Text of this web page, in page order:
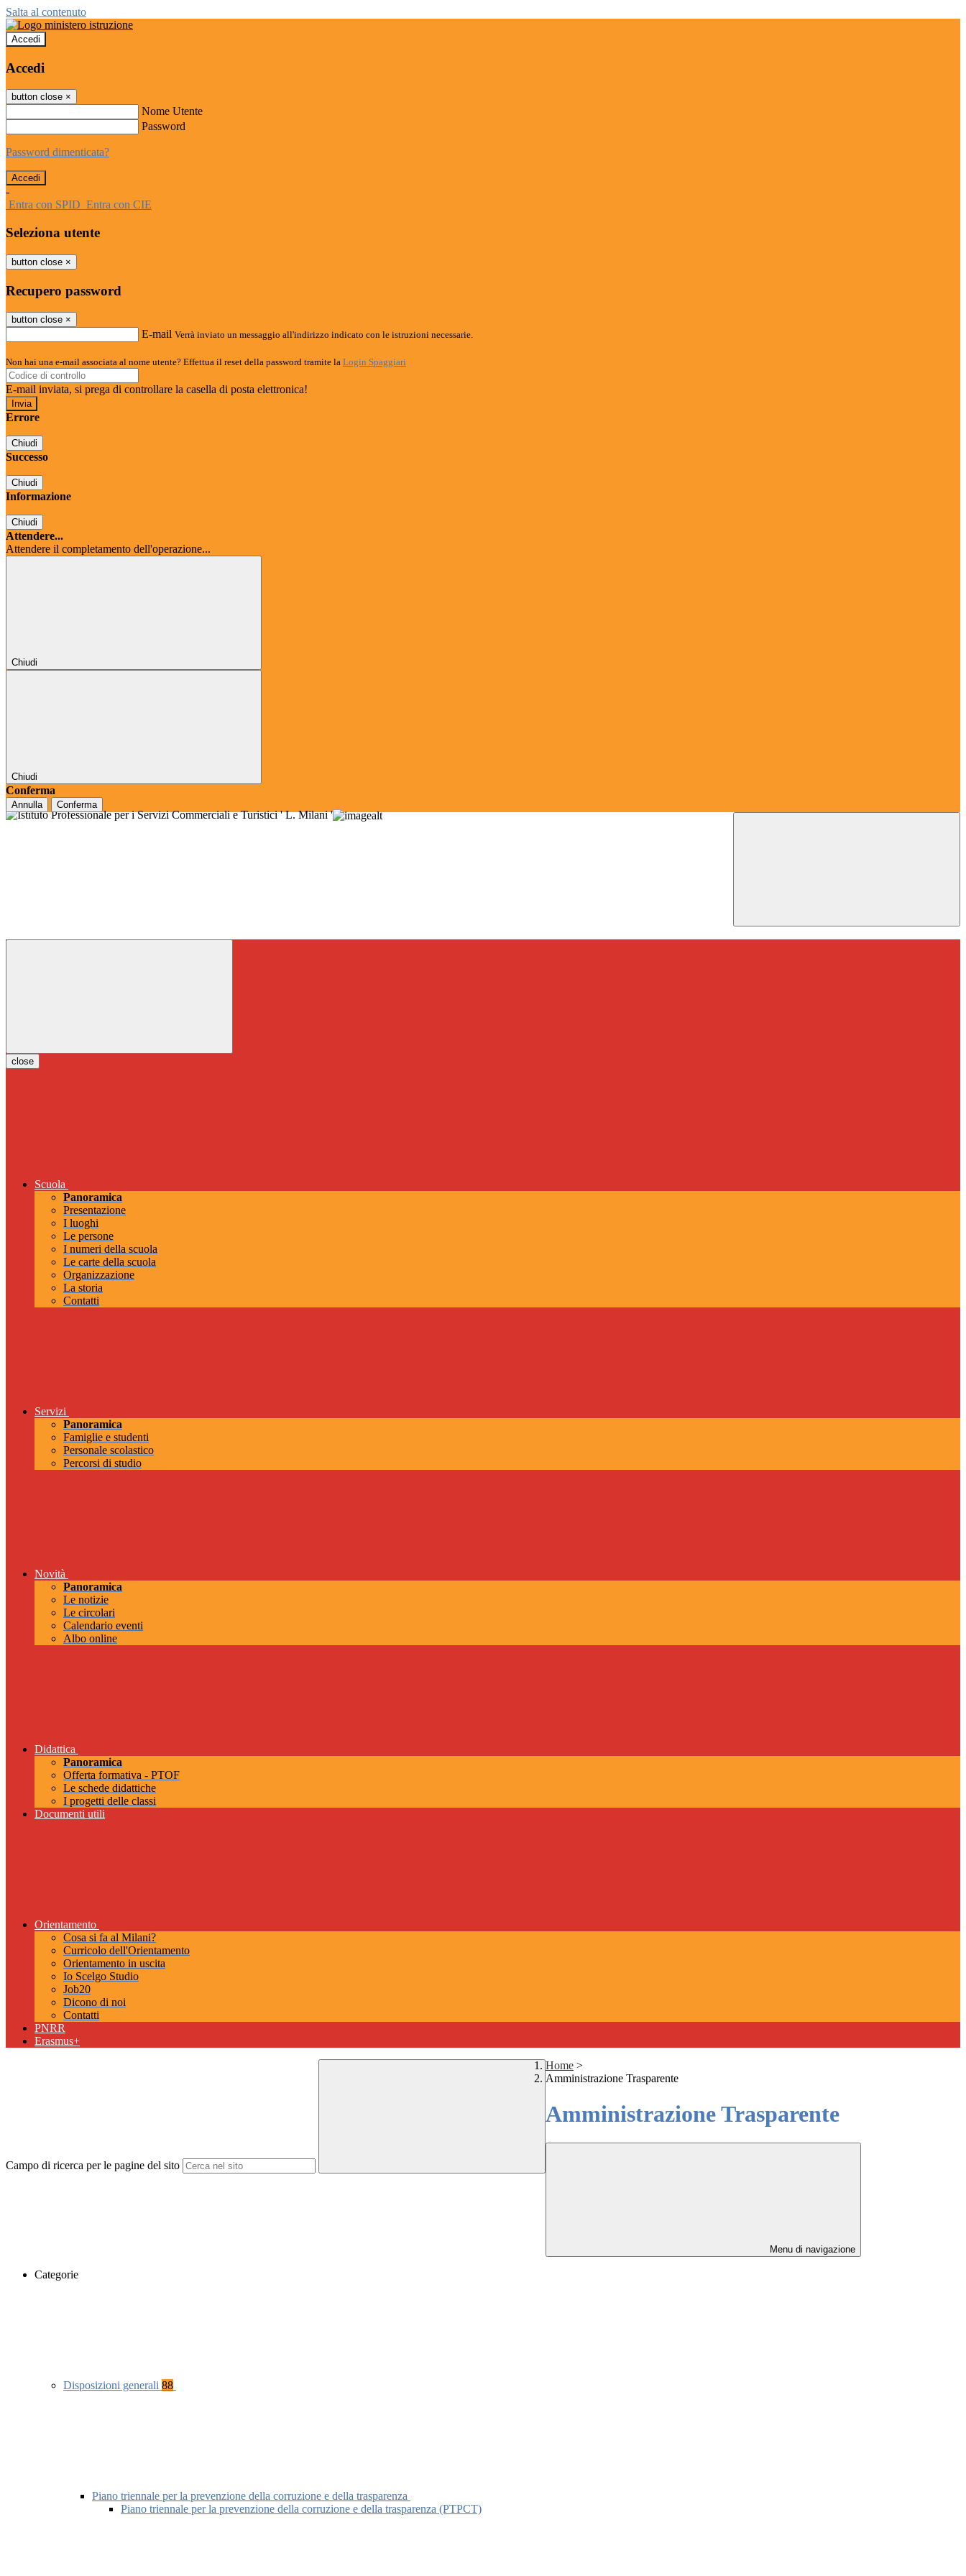
Salta al contenuto
Accedi
Accedi
button close ×
Nome Utente
Password
Password dimenticata?
-
Entra con SPID Entra con CIE
Seleziona utente
button close ×
Recupero password
button close ×
E-mail Verrà inviato un messaggio all'indirizzo indicato con le istruzioni necessarie.
Non hai una e-mail associata al nome utente? Effettua il reset della password tramite la Login Spaggiari
E-mail inviata, si prega di controllare la casella di posta elettronica!
Errore
Chiudi
Successo
Chiudi
Informazione
Chiudi
Attendere...
Attendere il completamento dell'operazione...
Chiudi
Chiudi
Conferma
Annulla Conferma
close
Scuola
Panoramica
Presentazione
I luoghi
Le persone
I numeri della scuola
Le carte della scuola
Organizzazione
La storia
Contatti
Servizi
Panoramica
Famiglie e studenti
Personale scolastico
Percorsi di studio
Novità
Panoramica
Le notizie
Le circolari
Calendario eventi
Albo online
Didattica
Panoramica
Offerta formativa - PTOF
Le schede didattiche
I progetti delle classi
Documenti utili
Orientamento
Cosa si fa al Milani?
Curricolo dell'Orientamento
Orientamento in uscita
Io Scelgo Studio
Job20
Dicono di noi
Contatti
PNRR
Erasmus+
Campo di ricerca per le pagine del sito
Home >
Amministrazione Trasparente
Amministrazione Trasparente
Menu di navigazione
Categorie
Disposizioni generali 88
Piano triennale per la prevenzione della corruzione e della trasparenza
Piano triennale per la prevenzione della corruzione e della trasparenza (PTPCT)